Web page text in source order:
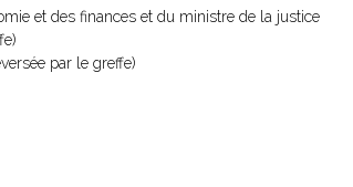
et des finances et du ministre de la justice
par le greffe)